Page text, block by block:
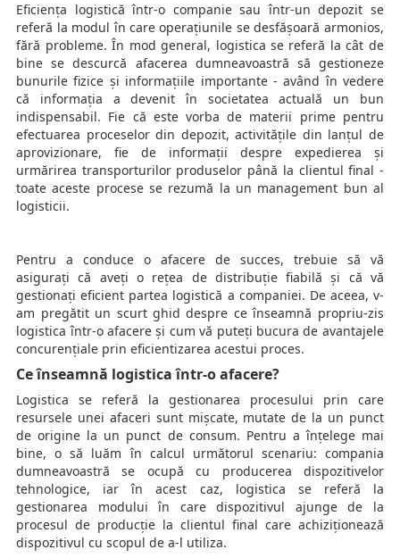
Eficiența logistică într-o companie sau într-un depozit se
referă la modul în care operațiunile se desfășoară armonios,
fără probleme. În mod general, logistica se referă la cât de
bine se descurcă afacerea dumneavoastră să gestioneze
bunurile fizice și informațiile importante - având în vedere
că informația a devenit în societatea actuală un bun
indispensabil. Fie că este vorba de materii prime pentru
efectuarea proceselor din depozit, activitățile din lanțul de
aprovizionare, fie de informații despre expedierea și
urmărirea transporturilor produselor până la clientul final -
toate aceste procese se rezumă la un management bun al
logisticii.
Pentru a conduce o afacere de succes, trebuie să vă
asigurați că aveți o rețea de distribuție fiabilă și că vă
gestionați eficient partea logistică a companiei. De aceea, v-
am pregătit un scurt ghid despre ce înseamnă propriu-zis
logistica într-o afacere și cum vă puteți bucura de avantajele
concurențiale prin eficientizarea acestui proces.
Ce înseamnă logistica într-o afacere?
Logistica se referă la gestionarea procesului prin care
resursele unei afaceri sunt mișcate, mutate de la un punct
de origine la un punct de consum. Pentru a înțelege mai
bine, o să luăm în calcul următorul scenariu: compania
dumneavoastră se ocupă cu producerea dispozitivelor
tehnologice, iar în acest caz, logistica se referă la
gestionarea modului în care dispozitivul ajunge de la
procesul de producție la clientul final care achiziționează
dispozitivul cu scopul de a-l utiliza.